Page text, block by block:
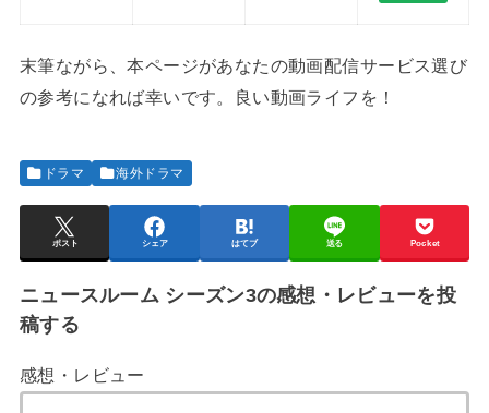
末筆ながら、本ページがあなたの動画配信サービス選び
の参考になれば幸いです。良い動画ライフを！
ドラマ 海外ドラマ
ポスト シェア はてブ 送る Pocket
ニュースルーム シーズン3の感想・レビューを投
稿する
感想・レビュー